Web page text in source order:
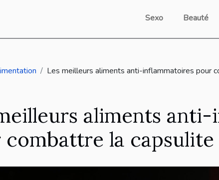
Sexo Beauté
Les meilleurs aliments anti-inflammatoires pour
aliments
combattre la